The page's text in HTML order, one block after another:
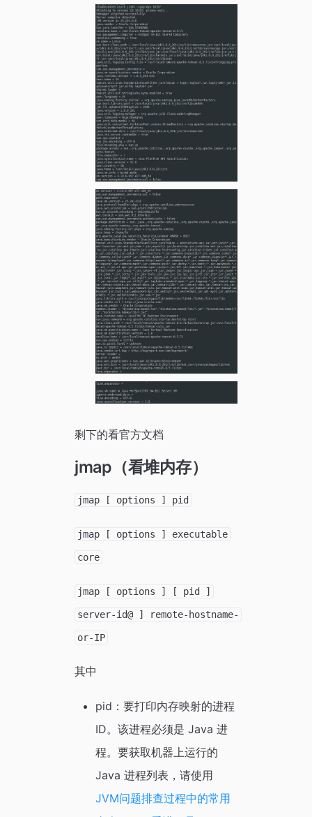
剩下的看官方文档
jmap（看堆内存）
jmap [ options ] pid
jmap [ options ] executable
core
jmap [ options ] [ pid ]
server-id@ ] remote-hostname-
or-IP
其中
pid：要打印内存映射的进程
ID。该进程必须是 Java 进
程。要获取机器上运行的
Java 进程列表，请使用
JVM问题排查过程中的常用